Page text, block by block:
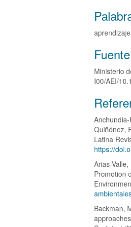
Ministerio
I00/AEI/
del
Quiñónez,
Latina
https://
Arias-
Promotion
Backman,